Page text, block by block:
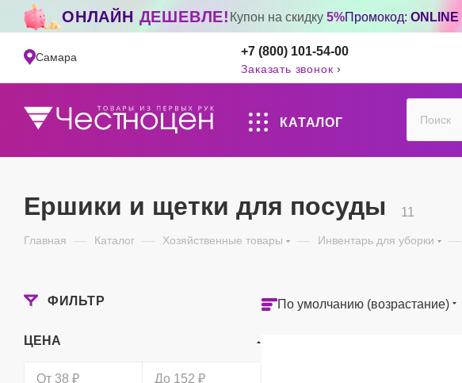
ОНЛАЙН ДЕШЕВЛЕ! Купон на скидку5%Промокод:ONLINE
Самара +7 (800) 101-54-00
Заказать звонок
КАТАЛОГ
Ершики и щетки для посуды 11
Главная — Каталог — Хозяйственные товары — Инвентарь для уборки —
По умолчанию (возрастание)
ФИЛЬТР
ЦЕНА